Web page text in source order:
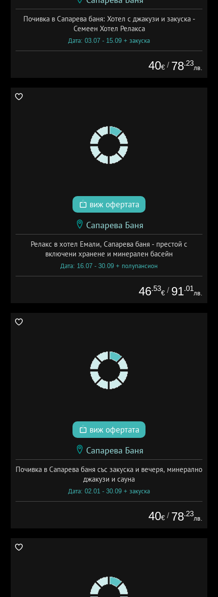
Почивка в Сапарева баня: Хотел с джакузи и закуска -
Семеен Хотел Релакса
Дата: 03.07 - 15.09 + закуска
40€ / 78.23
лв.
виж офертата
Сапарева Баня
Релакс в хотел Емали, Сапарева баня - престой с
включени хранене и минерален басейн
Дата: 16.07 - 30.09 + полупансион
46.53
€ / 91.01
лв.
виж офертата
Сапарева Баня
Почивка в Сапарева баня със закуска и вечеря, минерално
джакузи и сауна
Дата: 02.01 - 30.09 + закуска
40€ / 78.23
лв.